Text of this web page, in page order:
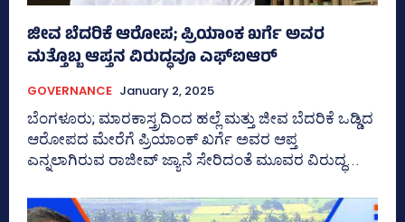
ಜೀವ ಬೆದರಿಕೆ ಆರೋಪ; ಪ್ರಿಯಾಂಕ ಖರ್ಗೆ ಅವರ
ಮತ್ತೊಬ್ಬ ಆಪ್ತನ ವಿರುದ್ಧವೂ ಎಫ್‌ಐಆರ್
GOVERNANCE January 2, 2025
ಬೆಂಗಳೂರು; ಮಾರಕಾಸ್ತ್ರದಿಂದ ಹಲ್ಲೆ ಮತ್ತು ಜೀವ ಬೆದರಿಕೆ ಒಡ್ಡಿದ
ಆರೋಪದ ಮೇರೆಗೆ ಪ್ರಿಯಾಂಕ್‌ ಖರ್ಗೆ ಅವರ ಆಪ್ತ
ಎನ್ನಲಾಗಿರುವ ರಾಜೀವ್‌ ಜ್ಯಾನೆ ಸೇರಿದಂತೆ ಮೂವರ ವಿರುದ್ಧ...